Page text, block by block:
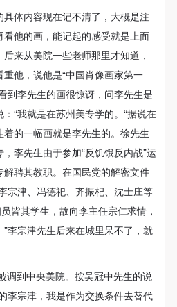
体内容现在记不清了，大概是注
他的画，能记起的感受就是上面
来从美院一些老师那里才知道，
他，说他是“中国肖像画家第一
到李先生的画很惊讶，问李先生是
“我就是在苏州美专学的。“据说在
的一幅画就是李先生的。徐先生
李先生由于参加“反饥饿反内战”运
聘其教职。在国民党的解密文件
宗津、冯德祀、齐振杞、沈士庄等
皆其学生，故向李主任宗仁求情，
李宗津先生后来在城里呆不了，就
调到中央美院。按吴冠中先生的说
李宗津，我是作为交换条件去替代